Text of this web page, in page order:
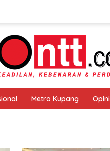
Metro Kupang Opini